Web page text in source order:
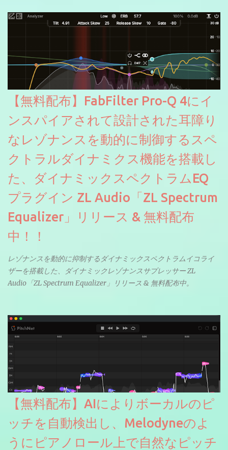
【無料配布】FabFilter Pro-Q 4にイ
ンスパイアされて設計された耳障り
なレゾナンスを動的に制御するスペ
クトラルダイナミクス機能を搭載し
た、ダイナミックスペクトラムEQ
プラグイン ZL Audio「ZL Spectrum
Equalizer」リリース & 無料配布
中！！
レゾナンスを動的に抑制するダイナミックスペクトラムイコライ
ザーを搭載した、ダイナミックレゾナンスサプレッサー ZL
Audio「ZL Spectrum Equalizer」リリース & 無料配布中。
【無料配布】AIによりボーカルのピ
ッチを自動検出し、Melodyneのよ
うにピアノロール上で自然なピッチ